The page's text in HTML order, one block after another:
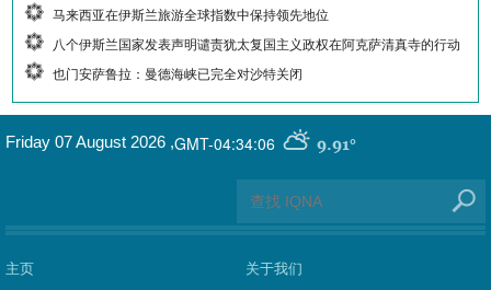
马来西亚在伊斯兰旅游全球指数中保持领先地位
八个伊斯兰国家发表声明谴责犹太复国主义政权在阿克萨清真寺的行动
也门安萨鲁拉：曼德海峡已完全对沙特关闭
GMT-04:34:06 9.91°
Friday 07 August 2026 ,
主页
关于我们